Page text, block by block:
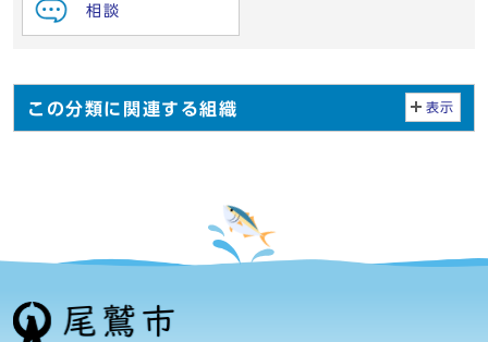
相談
この分類に関連する組織 表示